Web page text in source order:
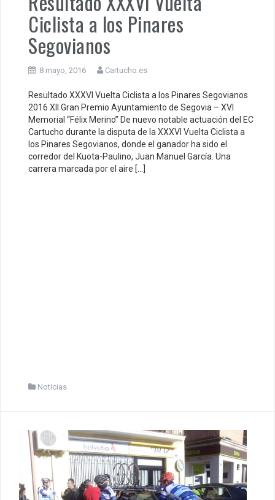
Ciclista a los Pinares
Segovianos
8 mayo, 2016 Cartucho.es
Resultado XXXVI Vuelta Ciclista a los Pinares Segovianos
2016 XII Gran Premio Ayuntamiento de Segovia – XVI
Memorial “Félix Merino” De nuevo notable actuación del EC
Cartucho durante la disputa de la XXXVI Vuelta Ciclista a
los Pinares Segovianos, donde el ganador ha sido el
corredor del Kuota-Paulino, Juan Manuel García. Una
carrera marcada por el aire […]
Noticias